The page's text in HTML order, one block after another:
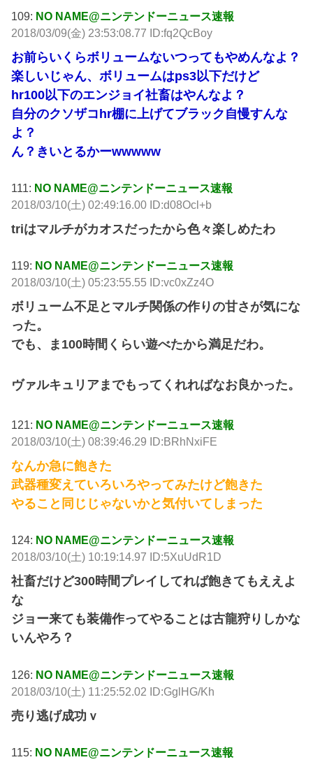
109: NO NAME@ニンテンドーニュース速報
2018/03/09(金) 23:53:08.77 ID:fq2QcBoy
お前らいくらボリュームないつってもやめんなよ？
楽しいじゃん、ボリュームはps3以下だけど
hr100以下のエンジョイ社畜はやんなよ？
自分のクソザコhr棚に上げてブラック自慢すんな
よ？
ん？きいとるかーwwwww
111: NO NAME@ニンテンドーニュース速報
2018/03/10(土) 02:49:16.00 ID:d08Ocl+b
triはマルチがカオスだったから色々楽しめたわ
119: NO NAME@ニンテンドーニュース速報
2018/03/10(土) 05:23:55.55 ID:vc0xZz4O
ボリューム不足とマルチ関係の作りの甘さが気にな
った。
でも、ま100時間くらい遊べたから満足だわ。
ヴァルキュリアまでもってくれればなお良かった。
121: NO NAME@ニンテンドーニュース速報
2018/03/10(土) 08:39:46.29 ID:BRhNxiFE
なんか急に飽きた
武器種変えていろいろやってみたけど飽きた
やること同じじゃないかと気付いてしまった
124: NO NAME@ニンテンドーニュース速報
2018/03/10(土) 10:19:14.97 ID:5XuUdR1D
社畜だけど300時間プレイしてれば飽きてもええよ
な
ジョー来ても装備作ってやることは古龍狩りしかな
いんやろ？
126: NO NAME@ニンテンドーニュース速報
2018/03/10(土) 11:25:52.02 ID:GglHG/Kh
売り逃げ成功ｖ
115: NO NAME@ニンテンドーニュース速報